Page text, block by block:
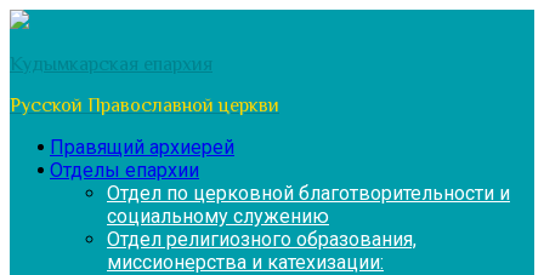
Перейти
содержимому
Кудымкарская епархия
Русской Православной церкви
Правящий архиерей
Отделы епархии
Отдел по церковной благотворительности и
социальному служению
Отдел религиозного образования,
миссионерства и катехизации: